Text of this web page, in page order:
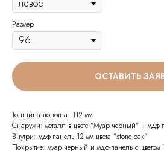
Размер
ОСТАВИТЬ
Толщина полотна: 112 мм
Снаружи: металл в цвете "Муар черный" + мдф-
Внутри: мдф-панель 12 мм цвета "stone oak"
Покрытие: муар черный и мдф-панель с цветом